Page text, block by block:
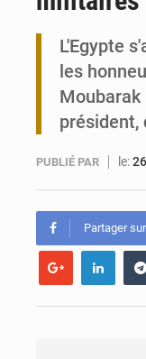
L'Egypte
les
Moubarak
président,
PUBLIÉ PAR le:
Partager